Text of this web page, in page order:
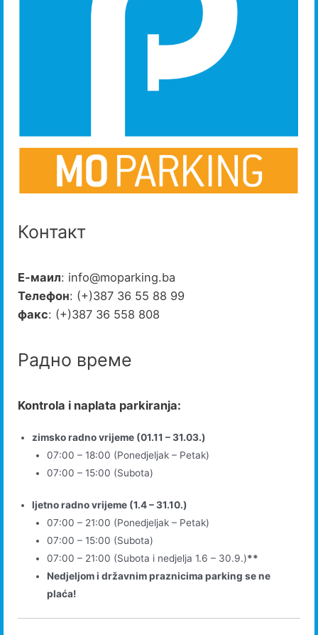
Контакт
Е-маил: info@moparking.ba
Телефон: (+)387 36 55 88 99
факс: (+)387 36 558 808
Радно време
Kontrola i naplata parkiranja:
zimsko radno vrijeme (01.11 – 31.03.)
07:00 – 18:00 (Ponedjeljak – Petak)
07:00 – 15:00 (Subota)
ljetno radno vrijeme (1.4 – 31.10.)
07:00 – 21:00 (Ponedjeljak – Petak)
07:00 – 15:00 (Subota)
07:00 – 21:00 (Subota i nedjelja 1.6 – 30.9.)**
Nedjeljom i državnim praznicima parking se ne
plaća!